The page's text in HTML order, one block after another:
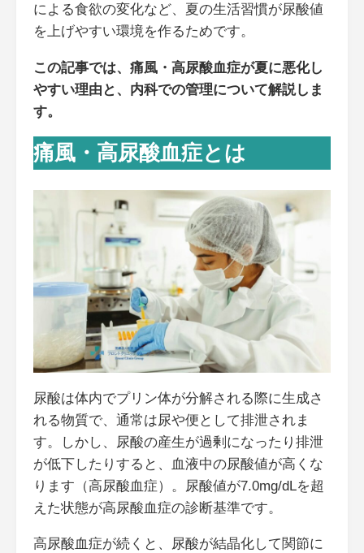
による食欲の変化など、夏の生活習慣が尿酸値
を上げやすい環境を作るためです。
この記事では、痛風・高尿酸血症が夏に悪化し
やすい理由と、内科での管理について解説しま
す。
痛風・高尿酸血症とは
尿酸は体内でプリン体が分解される際に生成さ
れる物質で、通常は尿や便として排泄されま
す。しかし、尿酸の産生が過剰になったり排泄
が低下したりすると、血液中の尿酸値が高くな
ります（高尿酸血症）。尿酸値が7.0mg/dLを超
えた状態が高尿酸血症の診断基準です。
高尿酸血症が続くと、尿酸が結晶化して関節に